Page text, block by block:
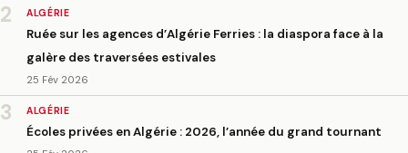
2 ALGÉRIE
Ruée sur les agences d’Algérie Ferries : la diaspora face à la
galère des traversées estivales
25 Fév 2026
3 ALGÉRIE
Écoles privées en Algérie : 2026, l’année du grand tournant